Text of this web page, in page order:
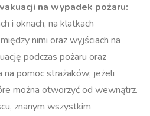
na wypadek pożaru:
i oknach, na klatkach
nimi oraz wyjściach na
podczas pożaru oraz
na pomoc strażaków; jeżeli
można otworzyć od wewnątrz.
znanym wszystkim